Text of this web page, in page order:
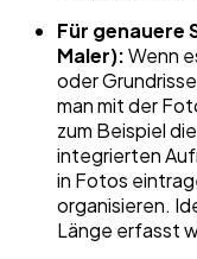
Für genauere
Maler):Wenn
oder
man mit der
zum Beispiel die
integrierten
in Fotos
organisieren.
Länge erfasst